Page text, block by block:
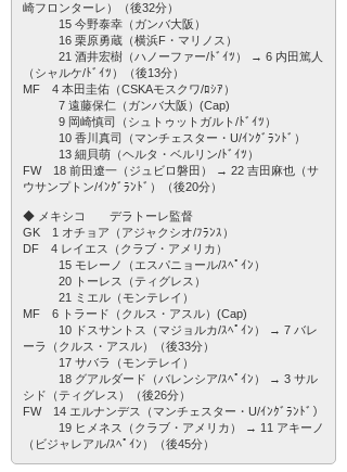
崎フロンターレ）（後32分）
15 今野泰幸（ガンバ大阪）
16 栗原勇蔵（横浜F・マリノス）
21 酒井宏樹（ハノーファー/ﾄﾞｲﾂ） → 6 内田篤人
（シャルケ/ﾄﾞｲﾂ）（後13分）
MF 4 本田圭佑（CSKAモスクワ/ﾛｼｱ）
7 遠藤保仁（ガンバ大阪）(Cap)
9 岡崎慎司（シュトゥットガルト/ﾄﾞｲﾂ）
10 香川真司（マンチェスター・U/ｲﾝｸﾞﾗﾝﾄﾞ）
13 細貝萌（ヘルタ・ベルリン/ﾄﾞｲﾂ）
FW 18 前田遼一（ジュビロ磐田） → 22 吉田麻也（サ
ウサンプトン/ｲﾝｸﾞﾗﾝﾄﾞ）（後20分）
◆ メキシコ デラトーレ監督
GK 1 オチョア（アジャクシオ/ﾌﾗﾝｽ）
DF 4 レイエス（クラブ・アメリカ）
15 モレーノ（エスパニョール/ｽﾍﾟｲﾝ）
20 トーレス（ティグレス）
21 ミエル（モンテレイ）
MF 6 トラード（クルス・アスル）(Cap)
10 ドスサントス（マジョルカ/ｽﾍﾟｲﾝ） → 7 バレ
ーラ（クルス・アスル）（後33分）
17 サバラ（モンテレイ）
18 グアルダード（バレンシア/ｽﾍﾟｲﾝ） → 3 サル
シド（ティグレス）（後26分）
FW 14 エルナンデス（マンチェスター・U/ｲﾝｸﾞﾗﾝﾄﾞ）
19 ヒメネス（クラブ・アメリカ） → 11 アキーノ
（ビジャレアル/ｽﾍﾟｲﾝ）（後45分）